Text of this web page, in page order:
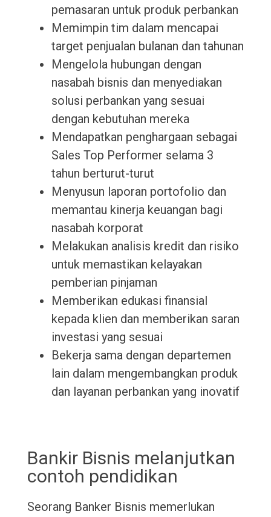
pemasaran untuk produk perbankan
Memimpin tim dalam mencapai
target penjualan bulanan dan tahunan
Mengelola hubungan dengan
nasabah bisnis dan menyediakan
solusi perbankan yang sesuai
dengan kebutuhan mereka
Mendapatkan penghargaan sebagai
Sales Top Performer selama 3
tahun berturut-turut
Menyusun laporan portofolio dan
memantau kinerja keuangan bagi
nasabah korporat
Melakukan analisis kredit dan risiko
untuk memastikan kelayakan
pemberian pinjaman
Memberikan edukasi finansial
kepada klien dan memberikan saran
investasi yang sesuai
Bekerja sama dengan departemen
lain dalam mengembangkan produk
dan layanan perbankan yang inovatif
Bankir Bisnis melanjutkan
contoh pendidikan
Seorang Banker Bisnis memerlukan